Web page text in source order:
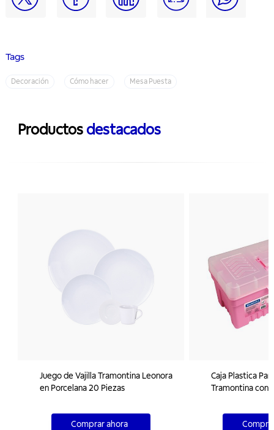
Tags
Decoración Cómo hacer Mesa Puesta
Productos destacados
Juego de Vajilla Tramontina Leonora
en Porcelana 20 Piezas
Comprar ahora
Caja Plastica
Tramontina con